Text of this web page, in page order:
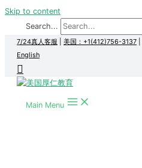
Skip to content
Search...
7/24真人客服 美国：+1(412)756-3137
English
Main Menu